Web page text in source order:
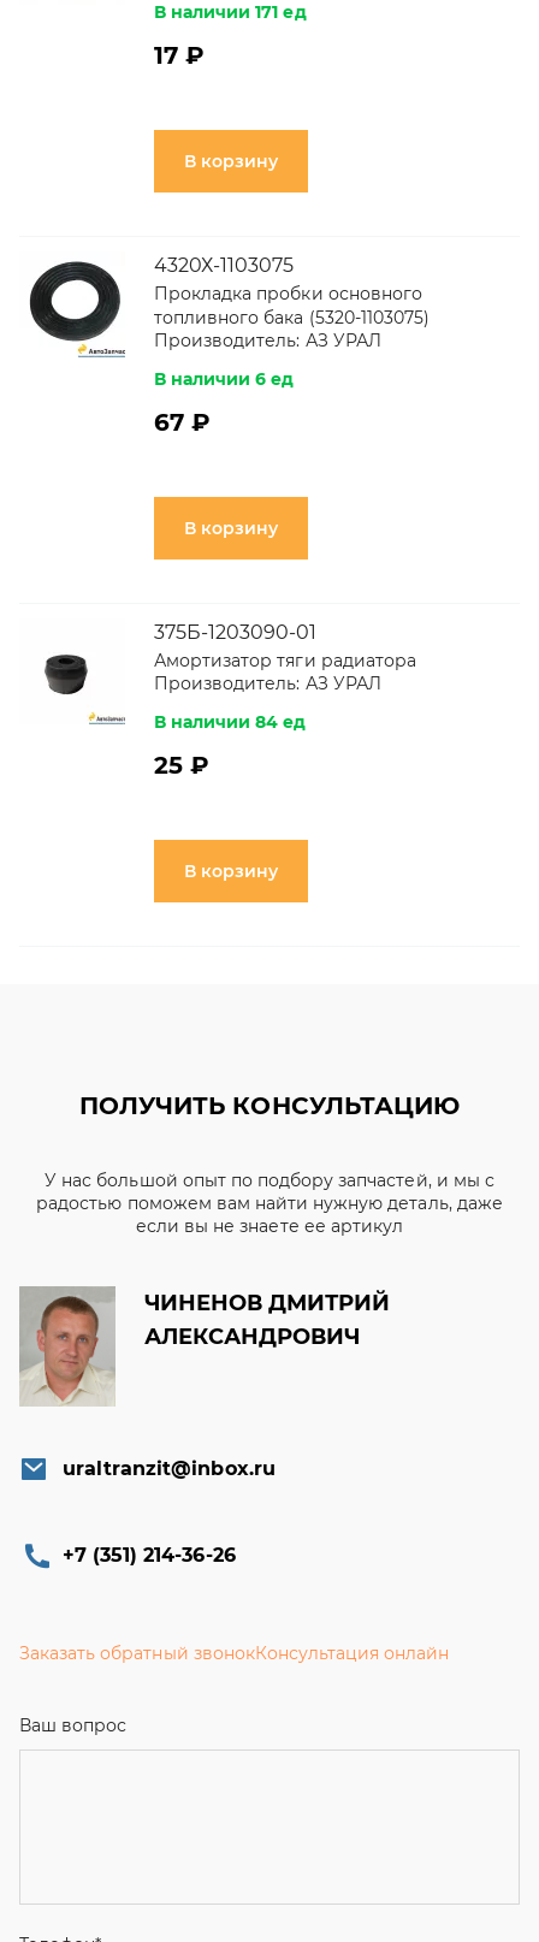
В наличии 171 ед
17 ₽
В корзину
4320Х-1103075
Прокладка пробки основного
топливного бака (5320-1103075)
Производитель: АЗ УРАЛ
В наличии 6 ед
67 ₽
В корзину
375Б-1203090-01
Амортизатор тяги радиатора
Производитель: АЗ УРАЛ
В наличии 84 ед
25 ₽
В корзину
ПОЛУЧИТЬ КОНСУЛЬТАЦИЮ
У нас большой опыт по подбору запчастей, и мы с
радостью поможем вам найти нужную деталь, даже
если вы не знаете ее артикул
ЧИНЕНОВ ДМИТРИЙ
АЛЕКСАНДРОВИЧ
uraltranzit@inbox.ru
+7 (351) 214-36-26
Заказать обратный звонокКонсультация онлайн
Ваш вопрос